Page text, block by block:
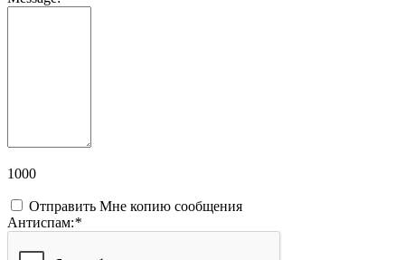
1000
Отправить Мне копию сообщения
Антиспам:*